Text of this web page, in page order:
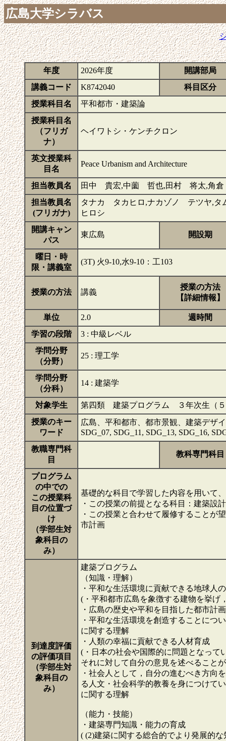
広島大学シラバス
年度 2026年度
開講部局
講義コード
K8742040
科目区分
授業科目名
平和都市・建築論
授業科目名
（フリガ
ナ）
ヘイワトシ・ケンチクロン
英文授業科
目名
Peace Urbanism and Architecture
担当教員名
田中 貴宏,中薗 哲也,田村 将太,角
担当教員名
(フリガナ)
タナカ タカヒロ,ナカゾノ テツヤ,
ヒロシ
開講キャン
パス
東広島 開設期
曜日・時
限・講義室
(3T) 火9-10,水9-10：工103
授業の方法 講義
授業の方法
【詳細情報】
単位 2.0
週時間
学習の段階
3 : 中級レベル
学問分野
（分野）
25 : 理工学
学問分野
（分科）
14 : 建築学
対象学生
第四類 建築プログラム ３年次生（
授業のキー
ワード
広島、平和都市、都市景観、建築デザ
SDG_07, SDG_11, SDG_13, SDG_16,
教職専門科
目
教科専門科目
プログラム
の中での
この授業科
目の位置づ
け
（学部生対
象科目の
み）
基礎的な科目で学習した内容を用いて
・この授業の前提となる科目：建築設
・この授業と合わせて履修することが
市計画
到達度評価
の評価項目
（学部生対
象科目の
み）
建築プログラム
（知識・理解）
・平和な生活環境に貢献できる地球人
(・平和都市広島を象徴する建物を挙げ
・広島の歴史や平和を目指した都市計
・平和な生活環境を創造することにつ
に関する理解
・人類の幸福に貢献できる人材育成
(・日本の社会や国際的に問題となって
それに対して自分の意見を述べること
・社会人として，自分の進むべき方向
る人文・社会科学的教養を身につけて
に関する理解
（能力・技能）
・建築専門知識・能力の育成
( (2)建築に関する総合的でより発展的